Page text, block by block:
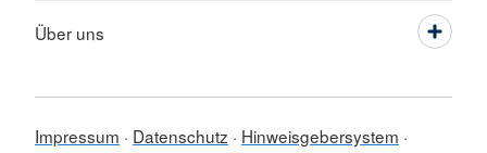
Über uns
Impressum Datenschutz
Hinweisgebersystem